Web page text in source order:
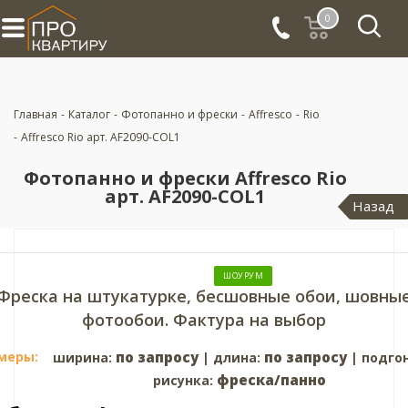
0
Главная - Каталог - Фотопанно и фрески - Affresco - Rio
- Affresco Rio арт. AF2090-COL1
Фотопанно и фрески Affresco Rio
арт. AF2090-COL1 Назад
ШОУРУМ
на штукатурке, бесшовные обои,
фотообои. Фактура на выбор
ширина: по запросу| длина: по запросу|
рисунка: фреска/панно